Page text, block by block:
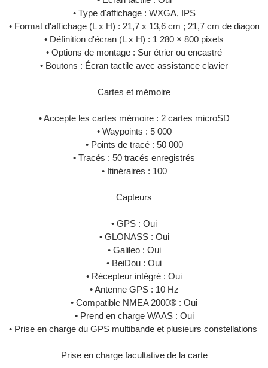
• Type d'affichage : WXGA, IPS
• Format d'affichage (L x H) : 21,7 x 13,6 cm ; 21,7 cm de
• Définition d'écran (L x H) : 1 280 × 800 pixels
• Options de montage : Sur étrier ou encastré
• Boutons : Écran tactile avec assistance clavier
Cartes et mémoire
• Accepte les cartes mémoire : 2 cartes microSD
• Waypoints : 5 000
• Points de tracé : 50 000
• Tracés : 50 tracés enregistrés
• Itinéraires : 100
Capteurs
• GPS : Oui
• GLONASS : Oui
• Galileo : Oui
• BeiDou : Oui
• Récepteur intégré : Oui
• Antenne GPS : 10 Hz
• Compatible NMEA 2000® : Oui
• Prend en charge WAAS : Oui
• Prise en charge du GPS multibande et plusieurs constellations
Prise en charge facultative de la carte